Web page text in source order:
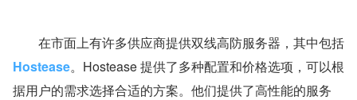
Hostease。Hostease 提供了多种配置和价格选项，可以根
据用户的需求选择合适的方案。他们提供了高性能的服务